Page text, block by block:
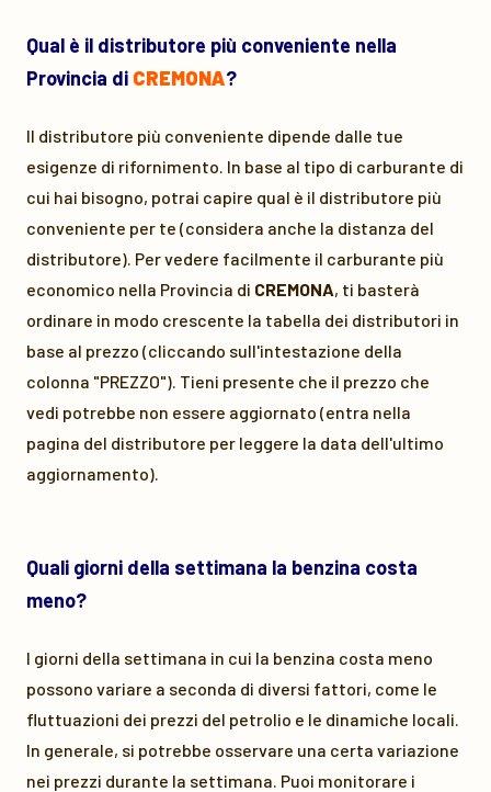
Qual è il distributore più conveniente nella
Provincia di CREMONA?
Il distributore più conveniente dipende dalle tue
esigenze di rifornimento. In base al tipo di carburante di
cui hai bisogno, potrai capire qual è il distributore più
conveniente per te (considera anche la distanza del
distributore). Per vedere facilmente il carburante più
economico nella Provincia di CREMONA, ti basterà
ordinare in modo crescente la tabella dei distributori in
base al prezzo (cliccando sull'intestazione della
colonna "PREZZO"). Tieni presente che il prezzo che
vedi potrebbe non essere aggiornato (entra nella
pagina del distributore per leggere la data dell'ultimo
aggiornamento).
Quali giorni della settimana la benzina costa
meno?
I giorni della settimana in cui la benzina costa meno
possono variare a seconda di diversi fattori, come le
fluttuazioni dei prezzi del petrolio e le dinamiche locali.
In generale, si potrebbe osservare una certa variazione
nei prezzi durante la settimana. Puoi monitorare i